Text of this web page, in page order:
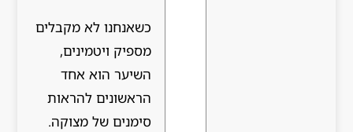
כשאנחנו לא מקבלים
מספיק ויטמינים,
השיער הוא אחד
הראשונים להראות
סימנים של מצוקה.